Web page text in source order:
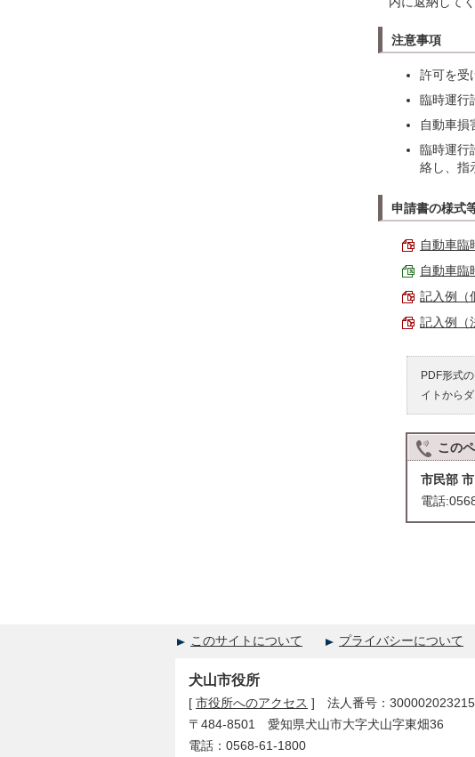
注意事項
許可を受
臨時運行
自動車損
臨時運行
絡し、指
申請書の様式
自動車臨
自動車臨
記入例（
記入例（
PDF形式
イトから
この
市民部
電話
このサイトについて プライバシーについて
犬山市役所
[ 市役所へのアクセス ] 法人番号：
〒484-8501 愛知県犬山市大字犬山字東畑36
電話：0568-61-1800